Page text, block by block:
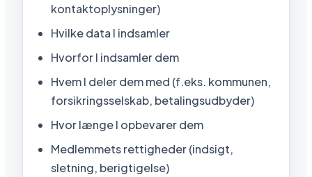
kontaktoplysninger)
Hvilke data I indsamler
Hvorfor I indsamler dem
Hvem I deler dem med (f.eks. kommunen,
forsikringsselskab, betalingsudbyder)
Hvor længe I opbevarer dem
Medlemmets rettigheder (indsigt,
sletning, berigtigelse)